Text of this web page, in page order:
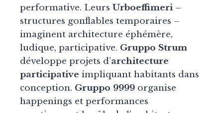
performative. Leurs Urboeffimeri–
structures gonflables temporaires –
imaginent architecture éphémère,
ludique, participative. Gruppo Strum
développe projets d’architecture
participative impliquant habitants dans
conception. Gruppo 9999 organise
happenings et performances